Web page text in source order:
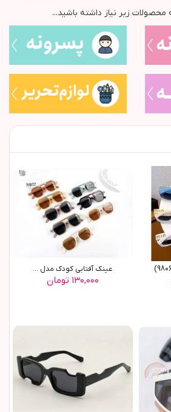
زیر نیاز داشته باشید...
عينک آفتابي کودک مدل ...
۱۳۰,۰۰۰ تومان